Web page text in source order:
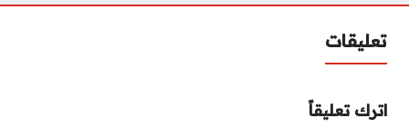
تعليقات
اترك تعليقاً